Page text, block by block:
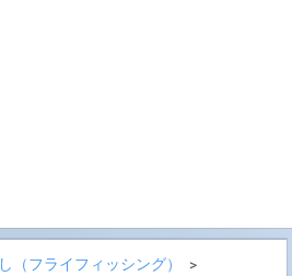
（フライフィッシング）
>